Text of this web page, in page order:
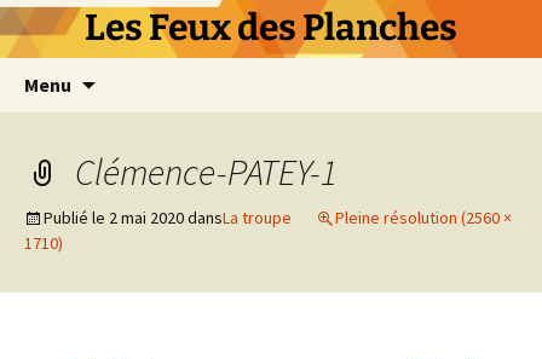
Les Feux des Planches
Menu
Clémence-PATEY-1
Publié le 2 mai 2020dansLa troupe
Pleine résolution (2560 ×
1710)